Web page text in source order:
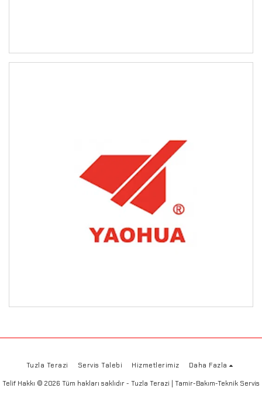
Tuzla Terazi Servis Talebi Hizmetlerimiz Daha Fazla
Telif Hakkı © 2026 Tüm hakları saklıdır - Tuzla Terazi | Tamir-Bakım-Teknik Servis